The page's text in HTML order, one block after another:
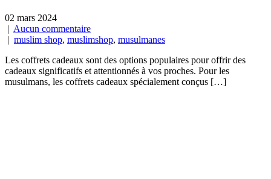
02 mars 2024
| Aucun commentaire
| muslim shop, muslimshop, musulmanes
Les coffrets cadeaux sont des options populaires pour offrir des
cadeaux significatifs et attentionnés à vos proches. Pour les
musulmans, les coffrets cadeaux spécialement conçus […]